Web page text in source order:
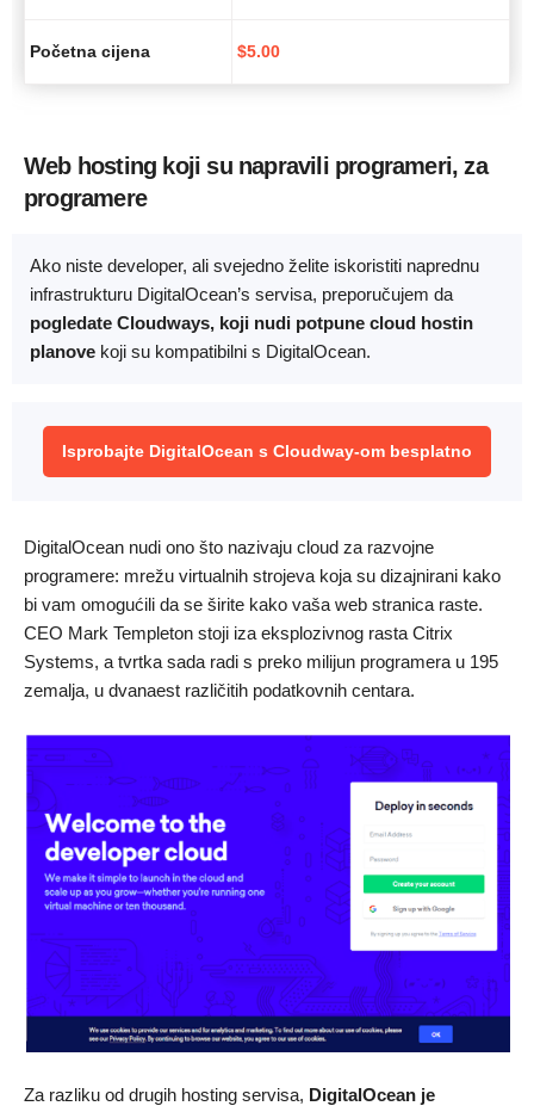
Početna cijena $5.00
Web hosting koji su napravili programeri, za
programere
Ako niste developer, ali svejedno želite iskoristiti naprednu
infrastrukturu DigitalOcean’s servisa, preporučujem da
pogledate Cloudways, koji nudi potpune cloud hostin
planove koji su kompatibilni s DigitalOcean.
Isprobajte DigitalOcean s Cloudway-om besplatno
DigitalOcean nudi ono što nazivaju cloud za razvojne
programere: mrežu virtualnih strojeva koja su dizajnirani kako
bi vam omogućili da se širite kako vaša web stranica raste.
CEO Mark Templeton stoji iza eksplozivnog rasta Citrix
Systems, a tvrtka sada radi s preko milijun programera u 195
zemalja, u dvanaest različitih podatkovnih centara.
Za razliku od drugih hosting servisa, DigitalOcean je